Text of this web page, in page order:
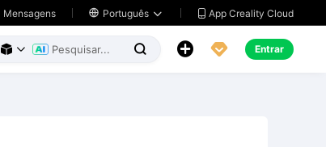
Mensagens  Português   App Creality Cloud
     Entrar